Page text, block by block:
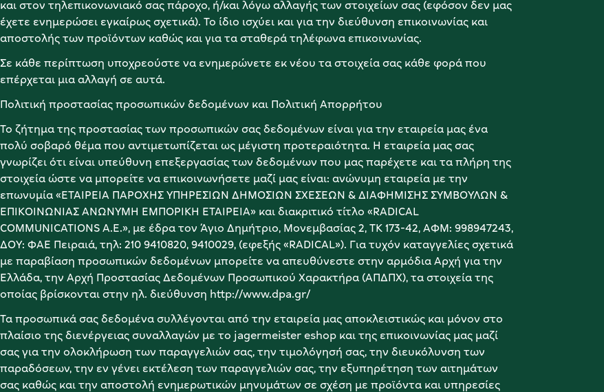
και στον τηλεπικονωνιακό σας πάροχο, ή/και λόγω αλλαγής των στοιχείων σας (εφόσον δεν μας
έχετε ενημερώσει εγκαίρως σχετικά). Το ίδιο ισχύει και για την διεύθυνση επικοινωνίας και
αποστολής των προϊόντων καθώς και για τα σταθερά τηλέφωνα επικοινωνίας.
Σε κάθε περίπτωση υποχρεούστε να ενημερώνετε εκ νέου τα στοιχεία σας κάθε φορά που
επέρχεται μια αλλαγή σε αυτά.
Πολιτική προστασίας προσωπικών δεδομένων και Πολιτική Απορρήτου
Το ζήτημα της προστασίας των προσωπικών σας δεδομένων είναι για την εταιρεία μας ένα
πολύ σοβαρό θέμα που αντιμετωπίζεται ως μέγιστη προτεραιότητα. Η εταιρεία μας σας
γνωρίζει ότι είναι υπεύθυνη επεξεργασίας των δεδομένων που μας παρέχετε και τα πλήρη της
στοιχεία ώστε να μπορείτε να επικοινωνήσετε μαζί μας είναι: ανώνυμη εταιρεία με την
επωνυμία «ΕΤΑΙΡΕΙΑ ΠΑΡΟΧΗΣ ΥΠΗΡΕΣΙΩΝ ΔΗΜΟΣΙΩΝ ΣΧΕΣΕΩΝ & ΔΙΑΦΗΜΙΣΗΣ ΣΥΜΒΟΥΛΩΝ &
ΕΠΙΚΟΙΝΩΝΙΑΣ ΑΝΩΝΥΜΗ ΕΜΠΟΡΙΚΗ ΕΤΑΙΡΕΙΑ» και διακριτικό τίτλο «RADICAL
COMMUNICATIONS A.E.», με έδρα τον Άγιο Δημήτριο, Μονεμβασίας 2, ΤΚ 173-42, ΑΦΜ: 998947243,
ΔΟΥ: ΦΑΕ Πειραιά, τηλ: 210 9410820, 9410029, (εφεξής «RADICAL»). Για τυχόν καταγγελίες σχετικά
με παραβίαση προσωπικών δεδομένων μπορείτε να απευθύνεστε στην αρμόδια Αρχή για την
Ελλάδα, την Αρχή Προστασίας Δεδομένων Προσωπικού Χαρακτήρα (ΑΠΔΠΧ), τα στοιχεία της
οποίας βρίσκονται στην ηλ. διεύθυνση http://www.dpa.gr/
Τα προσωπικά σας δεδομένα συλλέγονται από την εταιρεία μας αποκλειστικώς και μόνον στο
πλαίσιο της διενέργειας συναλλαγών με το jagermeister eshop και της επικοινωνίας μας μαζί
σας για την ολοκλήρωση των παραγγελιών σας, την τιμολόγησή σας, την διευκόλυνση των
παραδόσεων, την εν γένει εκτέλεση των παραγγελιών σας, την εξυπηρέτηση των αιτημάτων
σας καθώς και την αποστολή ενημερωτικών μηνυμάτων σε σχέση με προϊόντα και υπηρεσίες